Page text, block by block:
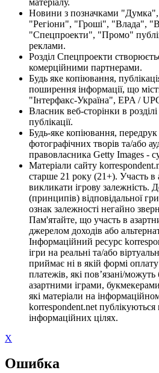
Новини з позначками
"Регіони", "Гроші", "Влада",
"Спецпроекти", "Промо"
реклами.
Розділ Спецпроекти
комерційними партнерами.
Будь яке копіювання,
поширення інформації, що
"Інтерфакс-Україна", EPA /
Власник веб-сторінки в
публікації.
Будь-яке копіювання, передрук
фотографічних творів та/або
правовласника Getty Images -
Матеріали сайту
старше 21 року (21+). Участь в
викликати ігрову залежність.
(принципів) відповідальної
ознак залежності негайно
Пам'ятайте, що участь в
джерелом доходів або
Інформаційний ресурс
ігри на реальні та/або
приймає ні в якій формі
платежів, які пов’язані/можуть
азартними іграми,
які матеріали на
korrespondent.net
інформаційних цілях.
X
Ошибка